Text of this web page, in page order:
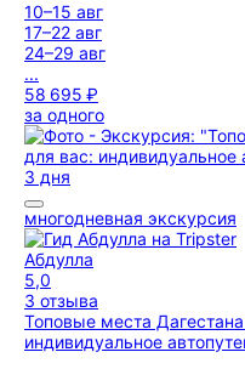
10–15 авг
17–22 авг
24–29 авг
...
58 695 ₽
за одного
3 дня
многодневная экскурсия
Абдулла
5,0
3 отзыва
Топовые места
индивидуальное